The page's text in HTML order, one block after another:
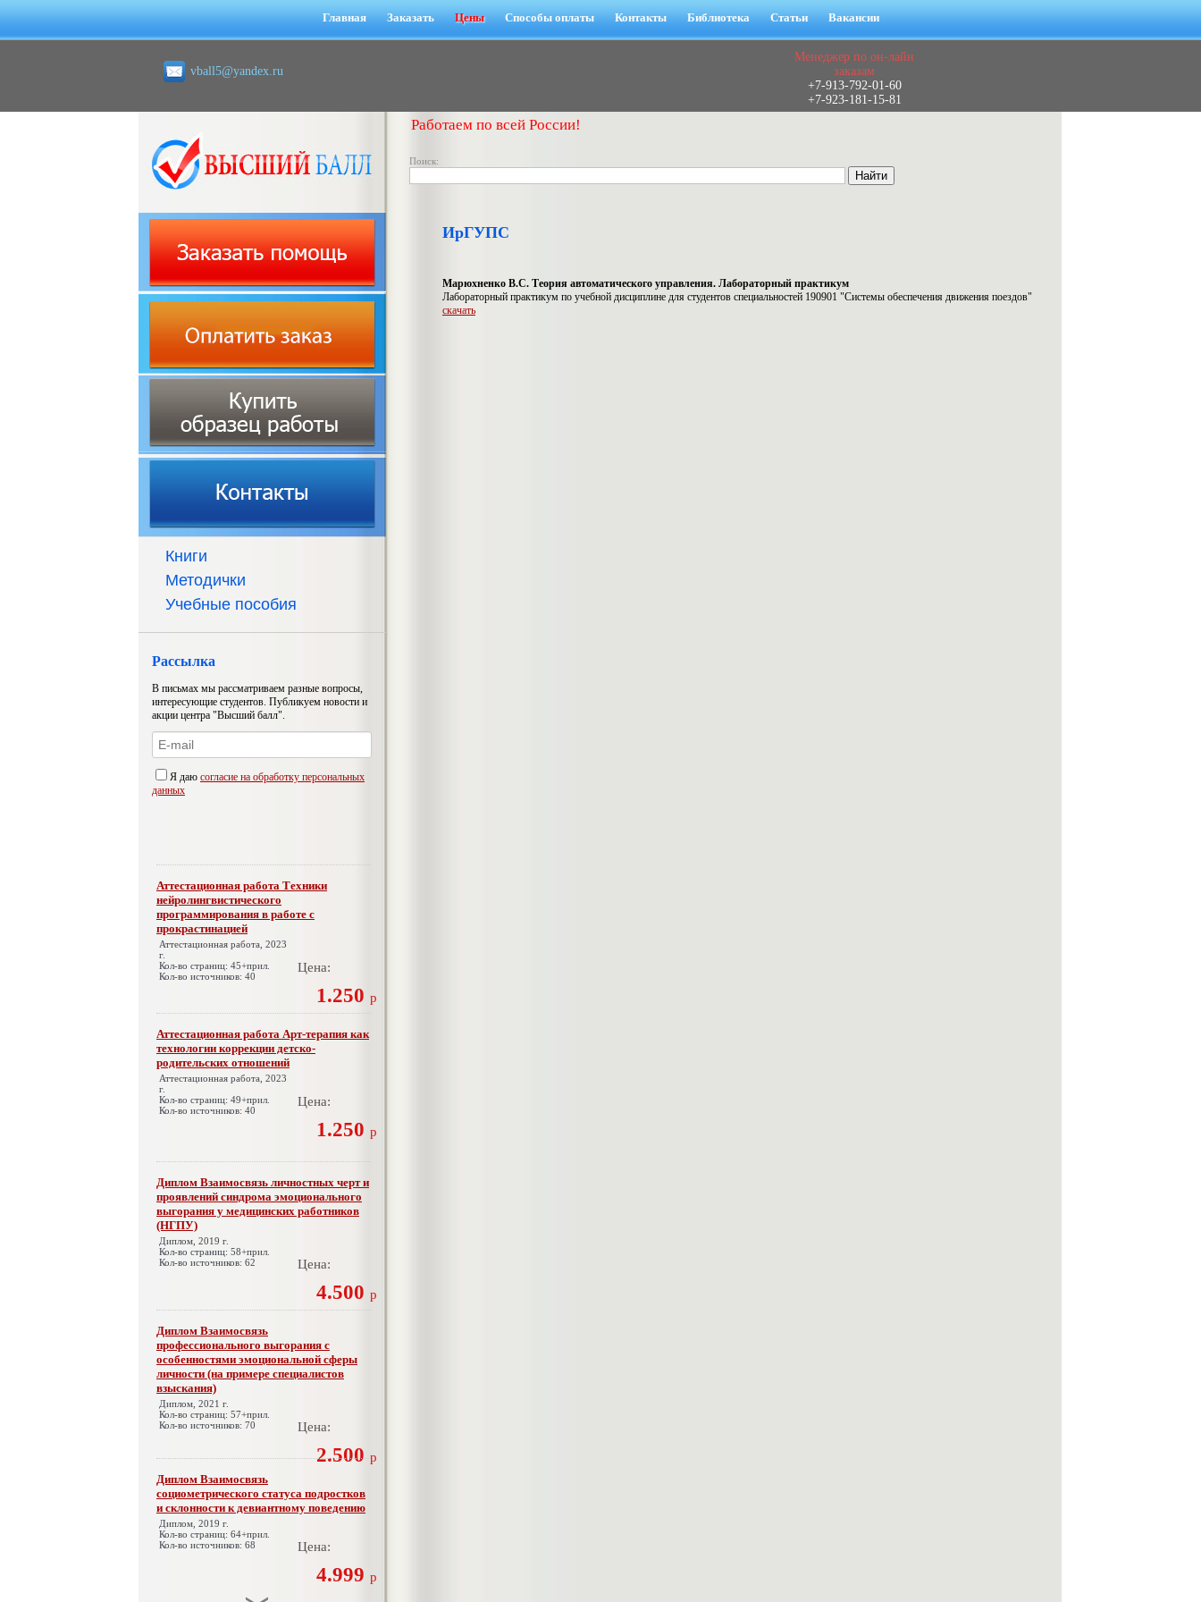
Главная Заказать Цены Способы оплаты Контакты Библиотека Статьи Вакансии
vball5@yandex.ru
Менеджер по он-лайн
заказам
+7-913-792-01-60
+7-923-181-15-81
Работаем по всей России!
Поиск:
Книги
Методички
Учебные пособия
Рассылка
В письмах мы рассматриваем разные вопросы,
интересующие студентов. Публикуем новости и
акции центра "Высший балл".
Я даю согласие на обработку персональных
данных
Аттестационная работа Техники
нейролингвистического
программирования в работе с
прокрастинацией
Аттестационная работа, 2023
г.
Кол-во страниц: 45+прил.
Кол-во источников: 40
Цена:
1.250 р
Аттестационная работа Арт-терапия как
технологии коррекции детско-
родительских отношений
Аттестационная работа, 2023
г.
Кол-во страниц: 49+прил.
Кол-во источников: 40
Цена:
1.250 р
Диплом Взаимосвязь личностных черт и
проявлений синдрома эмоционального
выгорания у медицинских работников
(НГПУ)
Диплом, 2019 г.
Кол-во страниц: 58+прил.
Кол-во источников: 62
Цена:
4.500 р
Диплом Взаимосвязь
профессионального выгорания с
особенностями эмоциональной сферы
личности (на примере специалистов
взыскания)
Диплом, 2021 г.
Кол-во страниц: 57+прил.
Кол-во источников: 70
Цена:
2.500 р
Диплом Взаимосвязь
социометрического статуса подростков
и склонности к девиантному поведению
Диплом, 2019 г.
Кол-во страниц: 64+прил.
Кол-во источников: 68
Цена:
4.999 р
ИрГУПС
Марюхненко В.С. Теория автоматического управления. Лабораторный практикум
Лабораторный практикум по учебной дисциплине для студентов специальностей 190901 "Системы обеспечения движения поездов"
скачать